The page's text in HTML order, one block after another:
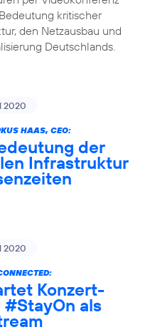
kritischer
den Netzausbau und
Deutschlands.
2020
HAAS, CEO:
der
Infrastruktur
2020
:
Konzert-
#StayOn als